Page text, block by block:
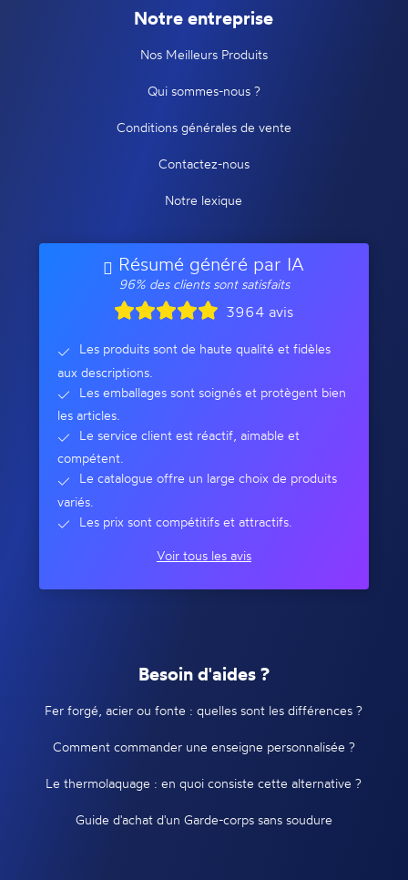
Notre entreprise
Nos Meilleurs Produits
Qui sommes-nous ?
Conditions générales de vente
Contactez-nous
Notre lexique
Résumé généré par IA
96% des clients sont satisfaits
3964 avis
Les produits sont de haute qualité et fidèles
aux descriptions.
Les emballages sont soignés et protègent bien
les articles.
Le service client est réactif, aimable et
compétent.
Le catalogue offre un large choix de produits
variés.
Les prix sont compétitifs et attractifs.
Voir tous les avis
Besoin d'aides ?
Fer forgé, acier ou fonte : quelles sont les différences ?
Comment commander une enseigne personnalisée ?
Le thermolaquage : en quoi consiste cette alternative ?
Guide d'achat d'un Garde-corps sans soudure